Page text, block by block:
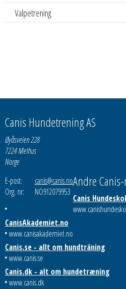
Valpetrening
Canis Hundetrening AS
Øyåsveien 228
7224 Melhus
Norge
E-post:
canis@canis.no
Org. nr:
NO912079953
Andre
Canis
CanisAkademiet.no
www.canisakademiet.no
Canis.se - allt om hundträning
www.canis.se
Canis.dk - alt om hundetræning
www.canis.dk